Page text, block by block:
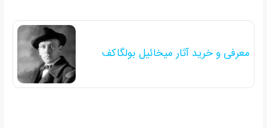
معرفی و خرید آثار میخائیل بولگاکف